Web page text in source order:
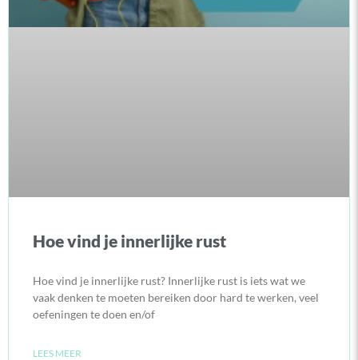
Hoe vind je innerlijke rust
Hoe vind je innerlijke rust? Innerlijke rust is iets wat we
vaak denken te moeten bereiken door hard te werken, veel
oefeningen te doen en/of
LEES MEER